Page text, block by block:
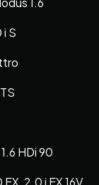
S
HDi 90
2.0 i EX 16V